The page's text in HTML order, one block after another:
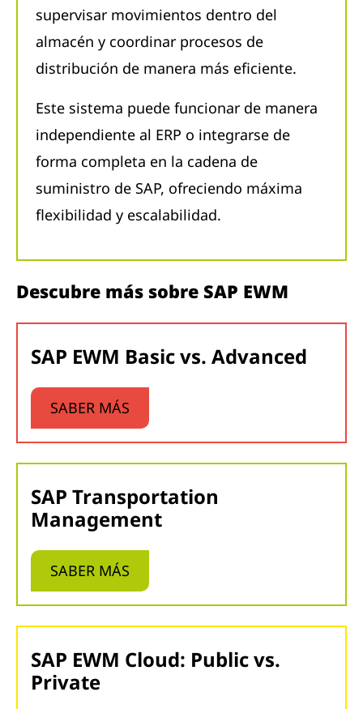
supervisar movimientos dentro del
almacén y coordinar procesos de
distribución de manera más eficiente.
Este sistema puede funcionar de manera
independiente al ERP o integrarse de
forma completa en la cadena de
suministro de SAP, ofreciendo máxima
flexibilidad y escalabilidad.
Descubre más sobre SAP EWM
SAP EWM Basic vs. Advanced
SABER MÁS
SAP Transportation
Management
SABER MÁS
SAP EWM Cloud: Public vs.
Private